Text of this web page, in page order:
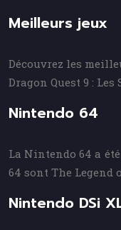
Meilleurs jeux
Découvrez les
Dragon Quest 9 :
Nintendo 64
La Nintendo 64 a
64 sont The Legend
Nintendo DSi